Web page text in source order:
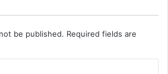
be published. Required fields are